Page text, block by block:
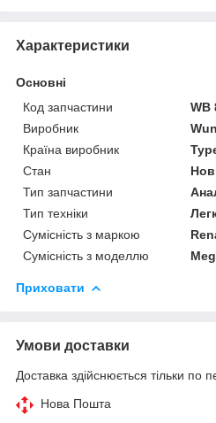
Характеристики
Основні
Код запчастини
WB
Виробник
Країна виробник
Стан
Тип запчастини
Тип техніки
Сумісність з маркою
Сумісність з моделлю
Приховати
Умови доставки
Доставка здійснюється тільки по
Нова Пошта